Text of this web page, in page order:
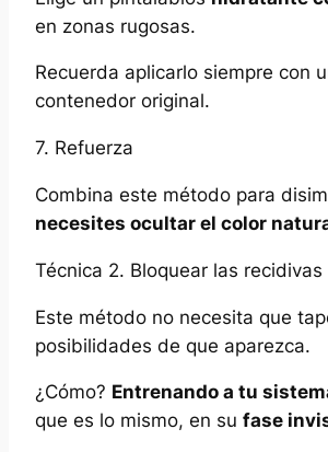
en zonas rugosas.
Recuerda aplicarlo siempre con
contenedor original.
7. Refuerza
Combina este método para
necesites ocultar el color
Técnica 2. Bloquear las
Este método no necesita que
posibilidades de que aparezca.
¿Cómo? Entrenando a tu
que es lo mismo, en su fase